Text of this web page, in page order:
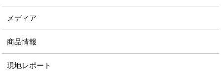
メディア
商品情報
現地レポート